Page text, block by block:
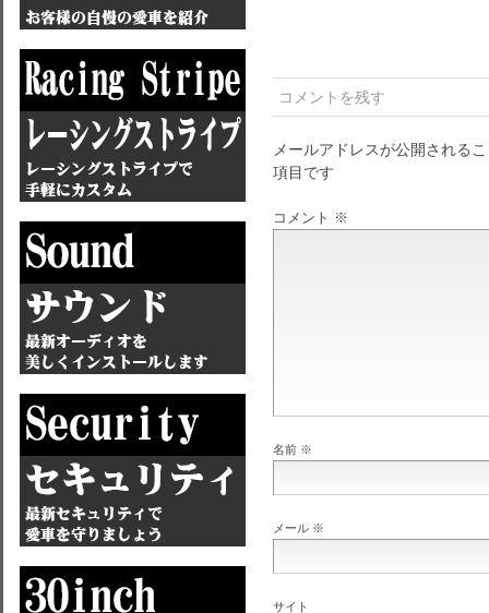
コメントを残す
メールアドレスが公開される
項目です
コメント ※
名前 ※
メール ※
サイト